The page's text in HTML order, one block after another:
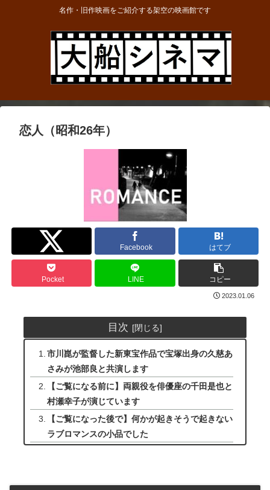
名作・旧作映画をご紹介する架空の映画館です
恋人（昭和26年）
Twitter
Facebook はてブ
Pocket LINE コピー
2023.01.06
目次
市川崑が監督した新東宝作品で宝塚出身の久慈あ
さみが池部良と共演します
【ご覧になる前に】両親役を俳優座の千田是也と
村瀬幸子が演じています
【ご覧になった後で】何かが起きそうで起きない
ラブロマンスの小品でした